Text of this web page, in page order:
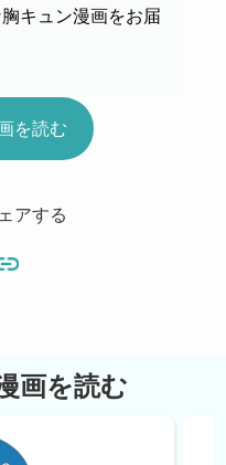
キュン漫画をお届
を読む
アする
画を読む